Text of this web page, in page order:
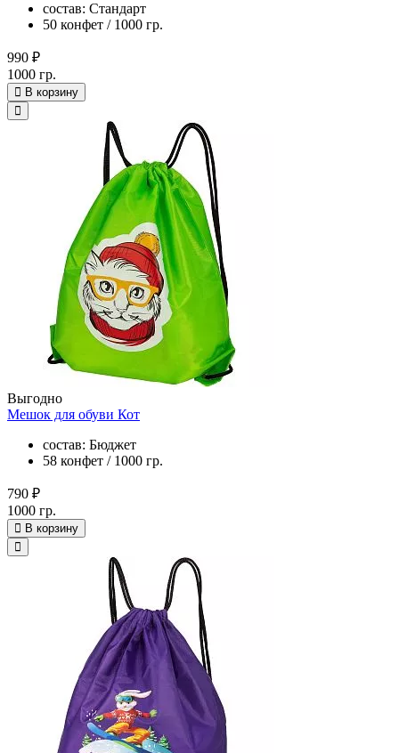
состав: Стандарт
50 конфет / 1000 гр.
990 ₽
1000 гр.
В корзину
Выгодно
Мешок для обуви Кот
состав: Бюджет
58 конфет / 1000 гр.
790 ₽
1000 гр.
В корзину